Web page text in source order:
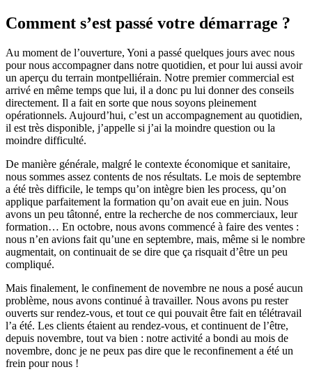
Comment s’est passé votre démarrage ?
Au moment de l’ouverture, Yoni a passé quelques jours avec nous
pour nous accompagner dans notre quotidien, et pour lui aussi avoir
un aperçu du terrain montpelliérain. Notre premier commercial est
arrivé en même temps que lui, il a donc pu lui donner des conseils
directement. Il a fait en sorte que nous soyons pleinement
opérationnels. Aujourd’hui, c’est un accompagnement au quotidien,
il est très disponible, j’appelle si j’ai la moindre question ou la
moindre difficulté.
De manière générale, malgré le contexte économique et sanitaire,
nous sommes assez contents de nos résultats. Le mois de septembre
a été très difficile, le temps qu’on intègre bien les process, qu’on
applique parfaitement la formation qu’on avait eue en juin. Nous
avons un peu tâtonné, entre la recherche de nos commerciaux, leur
formation… En octobre, nous avons commencé à faire des ventes :
nous n’en avions fait qu’une en septembre, mais, même si le nombre
augmentait, on continuait de se dire que ça risquait d’être un peu
compliqué.
Mais finalement, le confinement de novembre ne nous a posé aucun
problème, nous avons continué à travailler. Nous avons pu rester
ouverts sur rendez-vous, et tout ce qui pouvait être fait en télétravail
l’a été. Les clients étaient au rendez-vous, et continuent de l’être,
depuis novembre, tout va bien : notre activité a bondi au mois de
novembre, donc je ne peux pas dire que le reconfinement a été un
frein pour nous !